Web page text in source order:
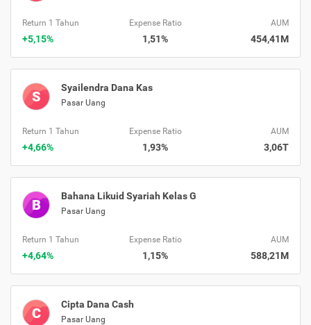
Return 1 Tahun
+5,15%
Expense Ratio
1,51%
AUM
454,41M
S
Syailendra Dana Kas
Pasar Uang
Return 1 Tahun
+4,66%
Expense Ratio
1,93%
AUM
3,06T
B
Bahana Likuid Syariah Kelas G
Pasar Uang
Return 1 Tahun
+4,64%
Expense Ratio
1,15%
AUM
588,21M
C
Cipta Dana Cash
Pasar Uang